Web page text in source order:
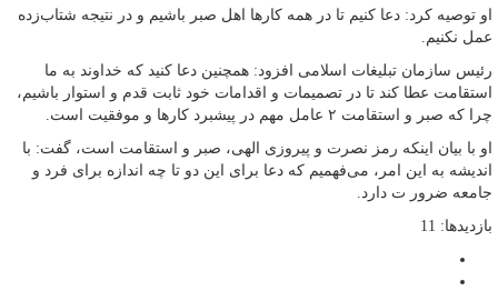
او توصیه کرد: دعا کنیم تا در همه کارها اهل صبر باشیم و در نتیجه شتاب‌زده
عمل نکنیم.
رئیس سازمان تبلیغات اسلامی افزود: همچنین دعا کنید که خداوند به ما
استقامت عطا کند تا در تصمیمات و اقدامات خود ثابت قدم و استوار باشیم،
چرا که صبر و استقامت ۲ عامل مهم در پیشبرد کارها و موفقیت است.
او با بیان اینکه رمز نصرت و پیروزی الهی، صبر و استقامت است، گفت: با
اندیشه به این امر، می‌فهمیم که دعا برای این دو تا چه اندازه برای فرد و
جامعه ضرور ت دارد.
بازدیدها: 11